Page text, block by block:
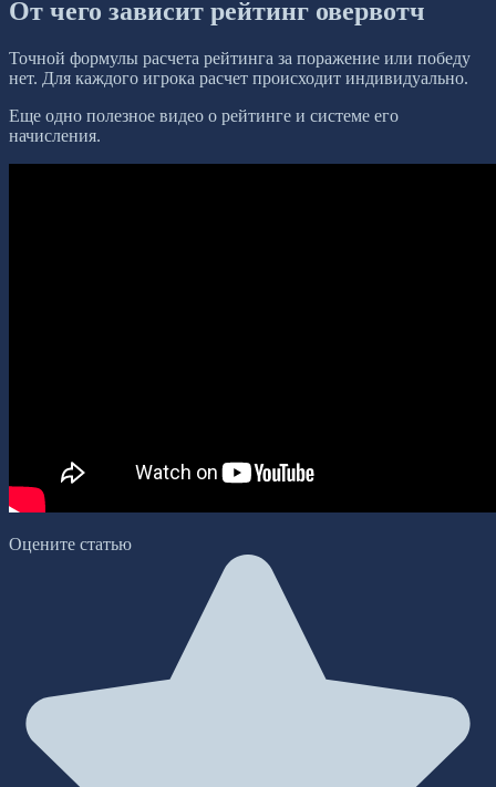
От чего зависит рейтинг овервотч
Точной формулы расчета рейтинга за поражение или победу
нет. Для каждого игрока расчет происходит индивидуально.
Еще одно полезное видео о рейтинге и системе его
начисления.
Оцените статью